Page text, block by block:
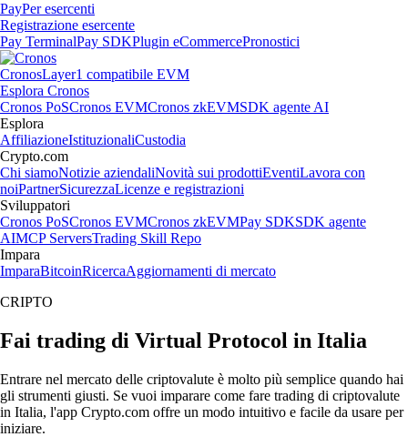
PayPer esercenti
Registrazione esercente
Pay TerminalPay SDKPlugin eCommercePronostici
CronosLayer1 compatibile EVM
Esplora Cronos
Cronos PoSCronos EVMCronos zkEVMSDK agente AI
Esplora
AffiliazioneIstituzionaliCustodia
Crypto.com
Chi siamoNotizie aziendaliNovità sui prodottiEventiLavora con
noiPartnerSicurezzaLicenze e registrazioni
Sviluppatori
Cronos PoSCronos EVMCronos zkEVMPay SDKSDK agente
AIMCP ServersTrading Skill Repo
Impara
ImparaBitcoinRicercaAggiornamenti di mercato
CRIPTO
Fai trading di Virtual Protocol in Italia
Entrare nel mercato delle criptovalute è molto più semplice quando hai
gli strumenti giusti. Se vuoi imparare come fare trading di criptovalute
in Italia, l'app Crypto.com offre un modo intuitivo e facile da usare per
iniziare.